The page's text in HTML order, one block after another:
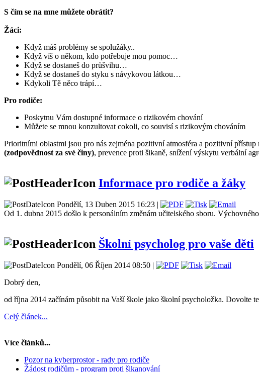
S čím se na mne můžete obrátit?
Žáci:
Když máš problémy se spolužáky..
Když víš o někom, kdo potřebuje mou pomoc…
Když se dostaneš do průšvihu…
Když se dostaneš do styku s návykovou látkou…
Kdykoli Tě něco trápí…
Pro rodiče:
Poskytnu Vám dostupné informace o rizikovém chování
Můžete se mnou konzultovat cokoli, co souvisí s rizikovým chováním
Prioritními oblastmi jsou pro nás zejména pozitivní atmosféra a pozitivní
(zodpovědnost za své činy), prevence proti šikaně, snížení výskytu verbální
Informace pro rodiče a žáky
Pondělí, 13 Duben 2015 16:23 |
Od 1. dubna 2015 došlo k personálním změnám učitelského sboru.
Školní psycholog pro vaše děti
Pondělí, 06 Říjen 2014 08:50 |
Dobrý den,
od října 2014 začínám působit na Vaší škole jako školní psycholožka. Dovolte
Celý článek...
Více článků...
Pozor na kyberprostor - rady pro rodiče
Žádost rodičům - program proti šikanování